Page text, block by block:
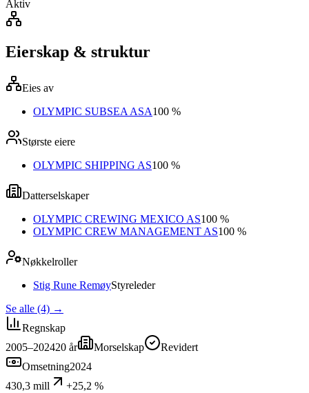
Aktiv
Eierskap & struktur
Eies av
OLYMPIC SUBSEA ASA100 %
Største eiere
OLYMPIC SHIPPING AS100 %
Datterselskaper
OLYMPIC CREWING MEXICO AS100 %
OLYMPIC CREW MANAGEMENT AS100 %
Nøkkelroller
Stig Rune RemøyStyreleder
Se alle (4) →
Regnskap
2005–202420 år Morselskap
Revidert
Omsetning2024
430,3 mill
+25,2 %